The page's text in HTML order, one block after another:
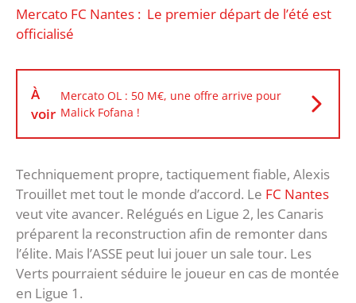
Mercato FC Nantes : Le premier départ de l’été est
officialisé
À
voir
Mercato OL : 50 M€, une offre arrive pour
Malick Fofana !
Techniquement propre, tactiquement fiable, Alexis
Trouillet met tout le monde d’accord. Le FC Nantes
veut vite avancer. Relégués en Ligue 2, les Canaris
préparent la reconstruction afin de remonter dans
l’élite. Mais l’ASSE peut lui jouer un sale tour. Les
Verts pourraient séduire le joueur en cas de montée
en Ligue 1.